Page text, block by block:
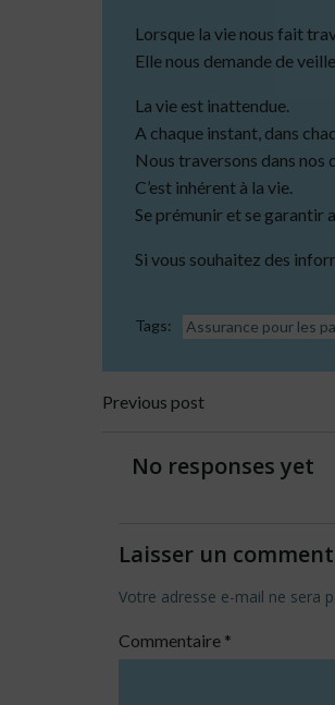
Lorsque la vie nous fait
Elle nous demande de
La vie est inattendue.
A chaque instant, dans
Nous traversons dans nos
C’est inhérent à la vie.
Se prémunir et se garantir
Si vous souhaitez des
Tags: Assurance pour les
Post
navigation
Previous post
No responses yet
Laisser un
Votre adresse e-mail ne sera
Commentaire *